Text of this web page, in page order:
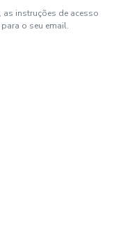
instruções de acesso
o seu email.